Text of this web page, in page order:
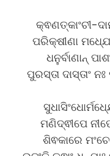
କ୍ଵଣତ୍କାଂଚୀ-
ପରିକ୍ଷୀଣା
ଧନୁର୍ବାଣାନ୍
ପୁରସ୍ତା ଦାସ୍ତାଂ
ମଣିଦ୍ଵୀପେ
ଶିଵକାରେ